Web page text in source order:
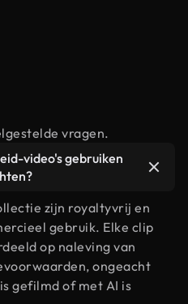
vragen.
video's gebruiken
zijn royaltyvrij en
gebruik. Elke clip
op naleving van
ongeacht
gefilmd of met AI is